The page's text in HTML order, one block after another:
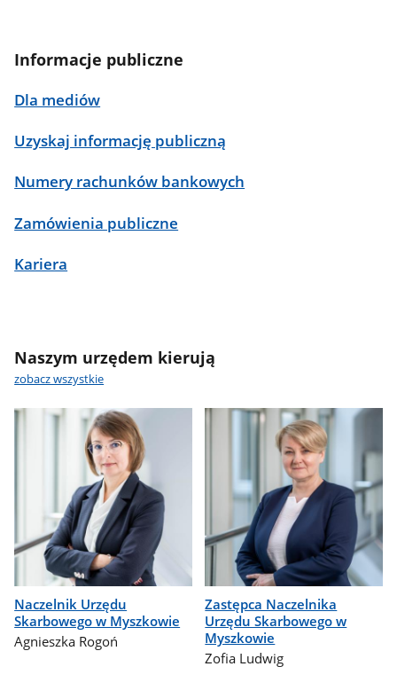
Informacje publiczne
Dla mediów
Uzyskaj informację publiczną
Numery rachunków bankowych
Zamówienia publiczne
Kariera
Naszym urzędem kierują
zobacz wszystkie
Naczelnik Urzędu
Skarbowego w Myszkowie
Agnieszka Rogoń
Zastępca Naczelnika
Urzędu Skarbowego w
Myszkowie
Zofia Ludwig